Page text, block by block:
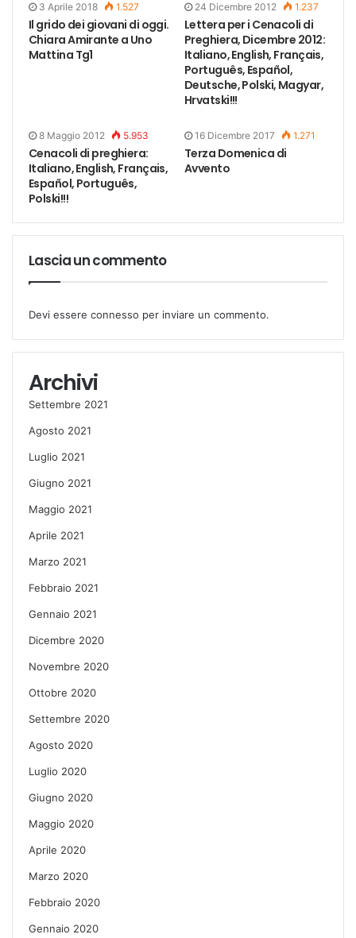
3 Aprile 2018 1.527
Il grido dei giovani di oggi.
Chiara Amirante a Uno
Mattina Tg1
24 Dicembre 2012 1.237
Lettera per i Cenacoli di
Preghiera, Dicembre 2012:
Italiano, English, Français,
Português, Español,
Deutsche, Polski, Magyar,
Hrvatski!!!
8 Maggio 2012 5.953
Cenacoli di preghiera:
Italiano, English, Français,
Español, Português,
Polski!!!
16 Dicembre 2017 1.271
Terza Domenica di
Avvento
Lascia un commento
Devi essere connesso per inviare un commento.
Archivi
Settembre 2021
Agosto 2021
Luglio 2021
Giugno 2021
Maggio 2021
Aprile 2021
Marzo 2021
Febbraio 2021
Gennaio 2021
Dicembre 2020
Novembre 2020
Ottobre 2020
Settembre 2020
Agosto 2020
Luglio 2020
Giugno 2020
Maggio 2020
Aprile 2020
Marzo 2020
Febbraio 2020
Gennaio 2020